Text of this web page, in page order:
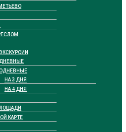
НА 3 ДНЯ
НА 4 ДНЯ
КАРТЕ